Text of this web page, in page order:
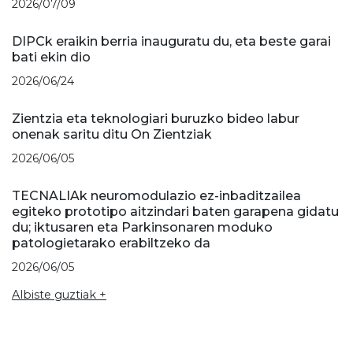
2026/07/09
DIPCk eraikin berria inauguratu du, eta beste garai
bati ekin dio
2026/06/24
Zientzia eta teknologiari buruzko bideo labur
onenak saritu ditu On Zientziak
2026/06/05
TECNALIAk neuromodulazio ez-inbaditzailea
egiteko prototipo aitzindari baten garapena gidatu
du; iktusaren eta Parkinsonaren moduko
patologietarako erabiltzeko da
2026/06/05
Albiste guztiak +